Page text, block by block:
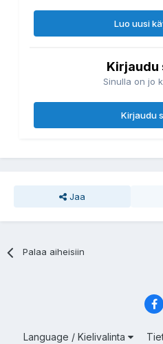
Luo uusi
Kirjaudu
Sinulla on jo
Kirjaudu
Jaa
Palaa aiheisiin
Language / Kielivalinta